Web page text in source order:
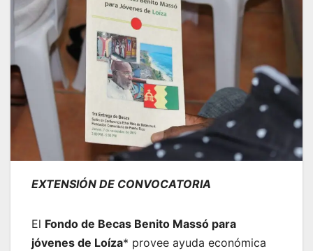
EXTENSIÓN DE CONVOCATORIA
El Fondo de Becas Benito Massó para
jóvenes de Loíza* provee ayuda económica